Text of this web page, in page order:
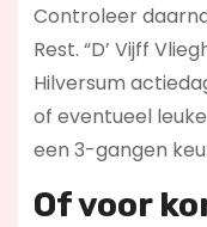
Controleer
Rest. “D’ Vijff
Hilversum
of eventueel
een 3-gangen
Of voor